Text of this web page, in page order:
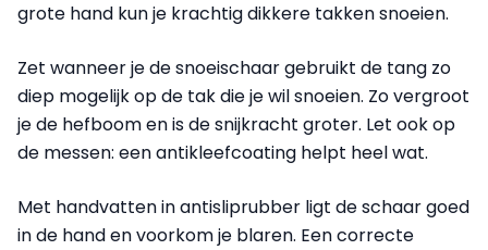
grote hand kun je krachtig dikkere takken snoeien.
Zet wanneer je de snoeischaar gebruikt de tang zo
diep mogelijk op de tak die je wil snoeien. Zo vergroot
je de hefboom en is de snijkracht groter. Let ook op
de messen: een antikleefcoating helpt heel wat.
Met handvatten in antisliprubber ligt de schaar goed
in de hand en voorkom je blaren. Een correcte